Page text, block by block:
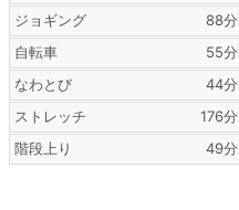
ジョギング
88分
自転車
55分
なわとび
44分
ストレッチ
176分
階段上り
49分